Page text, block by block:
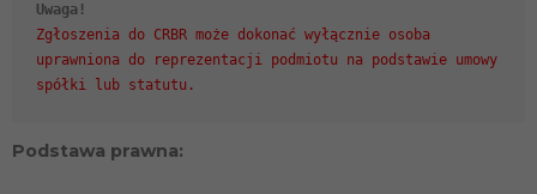
Uwaga!
Zgłoszenia do CRBR może dokonać wyłącznie osoba
uprawniona do reprezentacji podmiotu na podstawie umowy
Podstawa prawna:
Te pliki cookie
nie są
opcjonalne. Są